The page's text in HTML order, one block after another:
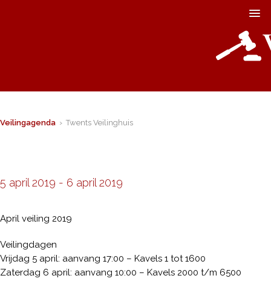
Veilingagenda › Twents Veilinghuis
5 april 2019 - 6 april 2019
April veiling 2019
Veilingdagen
Vrijdag 5 april: aanvang 17:00 – Kavels 1 tot 1600
Zaterdag 6 april: aanvang 10:00 – Kavels 2000 t/m 6500